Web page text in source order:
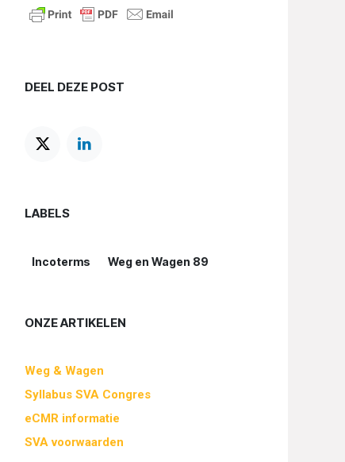
DEEL DEZE POST
LABELS
Incoterms Weg en Wagen 89
ONZE ARTIKELEN
Weg & Wagen
Syllabus SVA Congres
eCMR informatie
SVA voorwaarden